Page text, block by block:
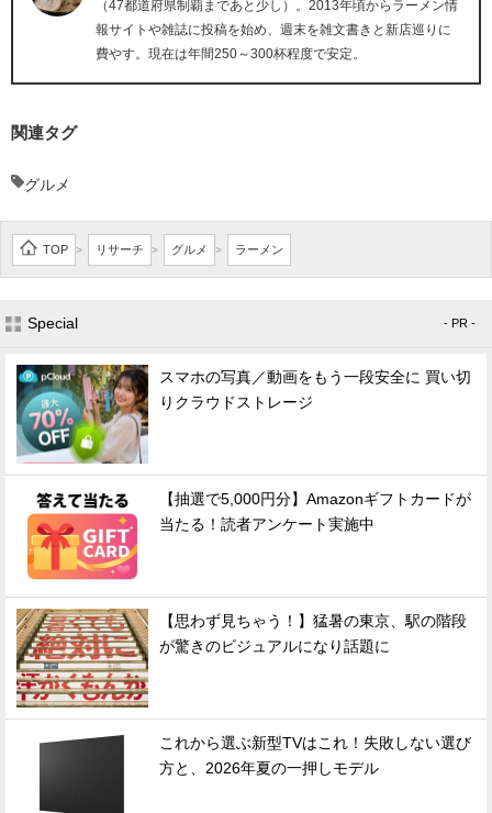
（47都道府県制覇まであと少し）。2013年頃からラーメン情
報サイトや雑誌に投稿を始め、週末を雑文書きと新店巡りに
費やす。現在は年間250～300杯程度で安定。
関連タグ
グルメ
TOP > リサーチ > グルメ > ラーメン
Special - PR -
スマホの写真／動画をもう一段安全に 買い切
りクラウドストレージ
【抽選で5,000円分】Amazonギフトカードが
当たる！読者アンケート実施中
【思わず見ちゃう！】猛暑の東京、駅の階段
が驚きのビジュアルになり話題に
これから選ぶ新型TVはこれ！失敗しない選び
方と、2026年夏の一押しモデル